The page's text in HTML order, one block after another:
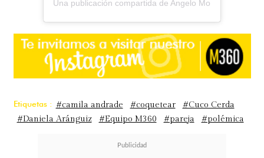
Una publicación compartida de Angelo Moreno || Todo
Etiquetas : #camila andrade #coquetear
#Cuco Cerda
#Daniela Aránguiz
#Equipo M360 #pareja #polémica